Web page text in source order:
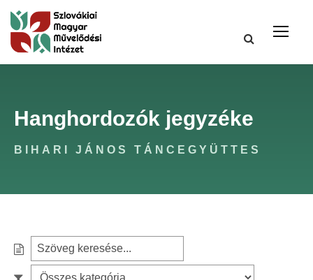
Hanghordozók jegyzéke
BIHARI JÁNOS TÁNCEGYÜTTES
e